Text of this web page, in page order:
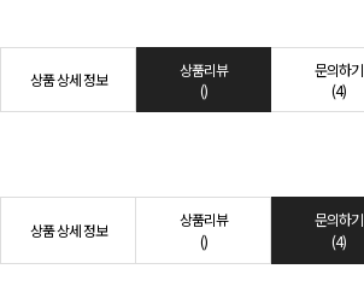
상품 상세 정보
상품리뷰
()
문의하기
(4)
상품 상세 정보
상품리뷰
()
문의하기
(4)